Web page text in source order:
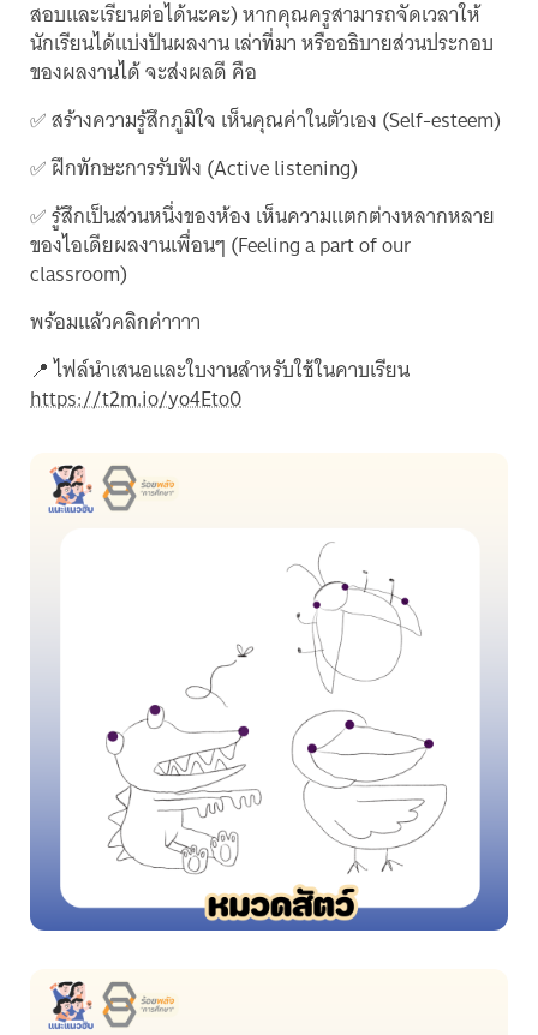
สอบและเรียนต่อได้นะคะ) หากคุณครูสามารถจัดเวลาให้
นักเรียนได้แบ่งปันผลงาน เล่าที่มา หรืออธิบายส่วนประกอบ
ของผลงานได้ จะส่งผลดี คือ
✅ สร้างความรู้สึกภูมิใจ เห็นคุณค่าในตัวเอง (Self-esteem)
✅ ฝึกทักษะการรับฟัง (Active listening)
✅ รู้สึกเป็นส่วนหนึ่งของห้อง เห็นความแตกต่างหลากหลาย
ของไอเดียผลงานเพื่อนๆ (Feeling a part of our
classroom)
พร้อมแล้วคลิกค่าาาา
📍 ไฟล์นำเสนอและใบงานสำหรับใช้ในคาบเรียน
https://t2m.io/yo4Eto0